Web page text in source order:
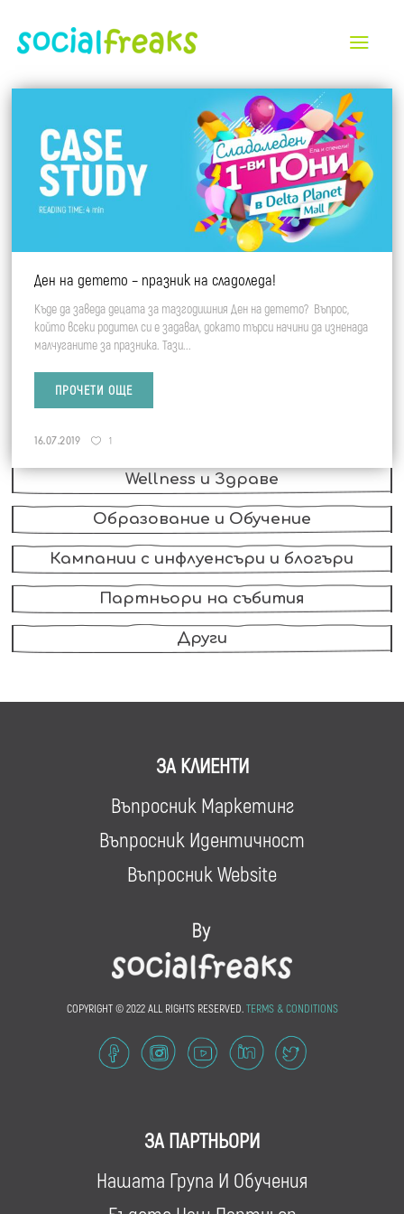
All
Търговски Центрове и Ритейл Паркове
Индустрия и B2B
Автомобилна индустрия
Недвижими имоти
Ритейл и Красота
Финансов сектор
FMCG, Храни и Напитки
Wellness и Здраве
Образование и Обучение
Кампании с инфлуенсъри и блогъри
Партньори на събития
Други
Ден на детето – празник на сладоледа!
Къде да заведа децата за тазгодишния Ден на детето? Въпрос,
който всеки родител си е задавал, докато търси начини да изненада
малчуганите за празника. Тази...
ПРОЧЕТИ ОЩЕ
16.07.2019 1
ЗА КЛИЕНТИ
Въпросник Маркетинг
Въпросник Идентичност
Въпросник Website
COPYRIGHT © 2022 ALL RIGHTS RESERVED. TERMS & CONDITIONS
ЗА ПАРТНЬОРИ
Нашата Група И Обучения